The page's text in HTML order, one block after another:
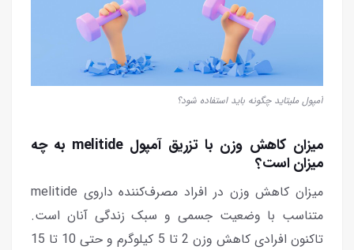
آمپول ملیتاید چگونه باید استفاده شود؟
میزان کاهش وزن با تزریق آمپول melitide به چه
میزان است؟
میزان کاهش وزن در افراد مصرف‌کننده داروی melitide
متناسب با وضعیت جسمی و سبک زندگی آنان است.
تاکنون افرادی کاهش وزن 2 تا 5 کیلوگرم و حتی 10 تا 15